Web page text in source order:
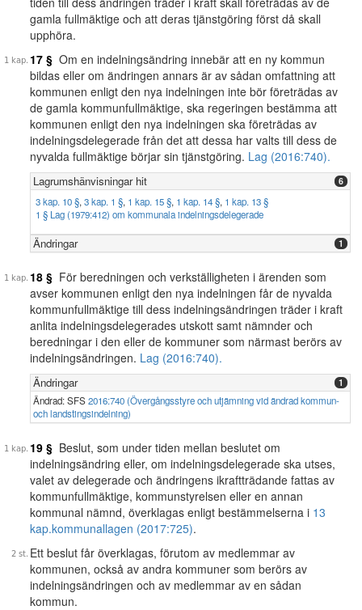
gamla fullmäktige och att deras tjänstgöring först då skall
upphöra.
17 § Om en indelningsändring innebär att en ny kommun
bildas eller om ändringen annars är av sådan omfattning att
kommunen enligt den nya indelningen inte bör företrädas av
de gamla kommunfullmäktige, ska regeringen bestämma att
kommunen enligt den nya indelningen ska företrädas av
indelningsdelegerade från det att dessa har valts till dess de
nyvalda fullmäktige börjar sin tjänstgöring. Lag (2016:740).
Lagrumshänvisningar hit 6
3 kap. 10 §, 3 kap. 1 §, 1 kap. 15 §, 1 kap. 14 §, 1 kap. 13 §
1 § Lag (1979:412) om kommunala indelningsdelegerade
Ändringar 1
18 § För beredningen och verkställigheten i ärenden som
avser kommunen enligt den nya indelningen får de nyvalda
kommunfullmäktige till dess indelningsändringen träder i kraft
anlita indelningsdelegerades utskott samt nämnder och
beredningar i den eller de kommuner som närmast berörs av
indelningsändringen. Lag (2016:740).
Ändringar 1
Ändrad: SFS2016:740 (Övergångsstyre och utjämning vid ändrad kommun-
och landstingsindelning)
19 § Beslut, som under tiden mellan beslutet om
indelningsändring eller, om indelningsdelegerade ska utses,
valet av delegerade och ändringens ikraftträdande fattas av
kommunfullmäktige, kommunstyrelsen eller en annan
kommunal nämnd, överklagas enligt bestämmelserna i 13
kap.kommunallagen (2017:725).
Ett beslut får överklagas, förutom av medlemmar av
kommunen, också av andra kommuner som berörs av
indelningsändringen och av medlemmar av en sådan
kommun.